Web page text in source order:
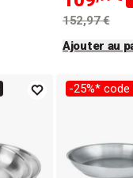
152,97 €
Ajouter au
-25%* code